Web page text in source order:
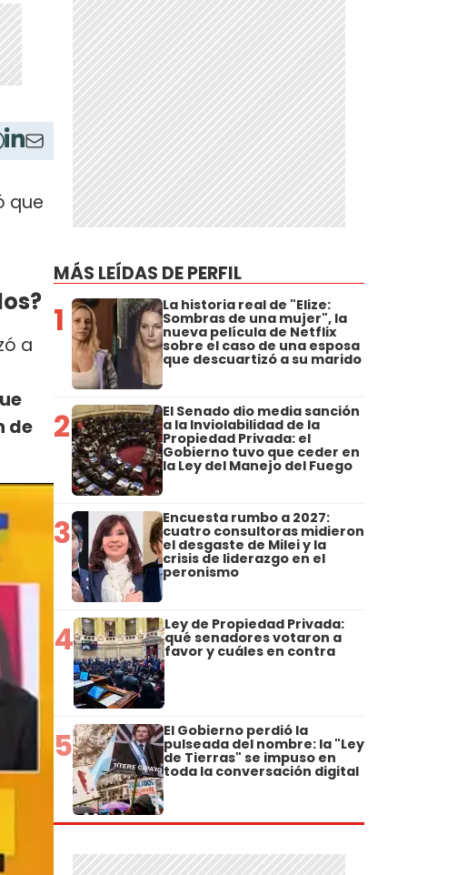
que
a
de
MÁS LEÍDAS DE PERFIL
1 La historia real de "Elize:
Sombras de una mujer", la
nueva película de Netflix
sobre el caso de una esposa
que descuartizó a su marido
2 El Senado dio media sanción
a la Inviolabilidad de la
Propiedad Privada: el
Gobierno tuvo que ceder en
la Ley del Manejo del Fuego
3 Encuesta rumbo a 2027:
cuatro consultoras midieron
el desgaste de Milei y la
crisis de liderazgo en el
peronismo
4 Ley de Propiedad Privada:
qué senadores votaron a
favor y cuáles en contra
5 El Gobierno perdió la
pulseada del nombre: la "Ley
de Tierras" se impuso en
toda la conversación digital